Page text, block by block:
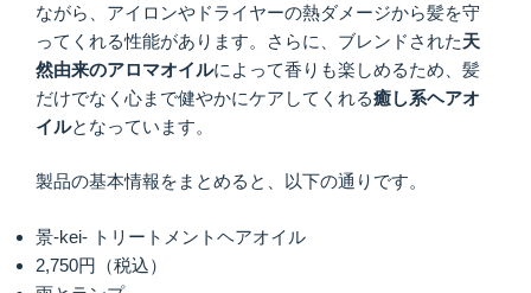
ながら、アイロンやドライヤーの熱ダメージから髪を守
ってくれる性能があります。さらに、ブレンドされた天
然由来のアロマオイルによって香りも楽しめるため、髪
だけでなく心まで健やかにケアしてくれる癒し系ヘアオ
イルとなっています。
製品の基本情報をまとめると、以下の通りです。
景-kei- トリートメントヘアオイル
2,750円（税込）